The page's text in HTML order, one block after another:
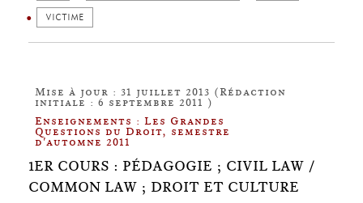
VICTIME
Mise à jour : 31 juillet 2013 (Rédaction
initiale : 6 septembre 2011 )
Enseignements : Les Grandes
Questions du Droit, semestre
d'automne 2011
1ER COURS : PÉDAGOGIE ; CIVIL LAW /
COMMON LAW ; DROIT ET CULTURE